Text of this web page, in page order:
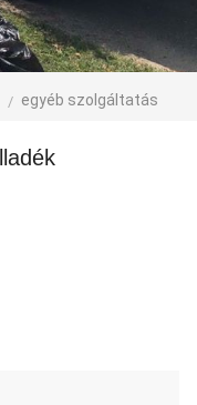
egyéb szolgáltatás